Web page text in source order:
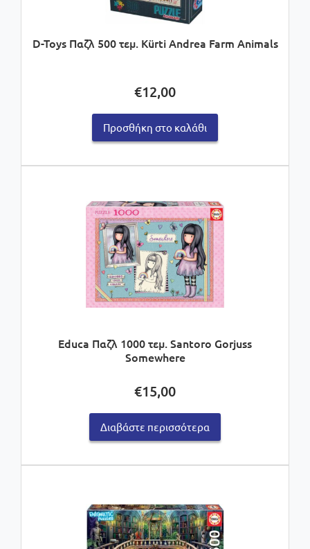
D-Toys Παζλ 500 τεμ. Kürti Andrea Farm Animals
€12,00
Προσθήκη στο καλάθι
Educa Παζλ 1000 τεμ. Santoro Gorjuss
Somewhere
€15,00
Διαβάστε περισσότερα